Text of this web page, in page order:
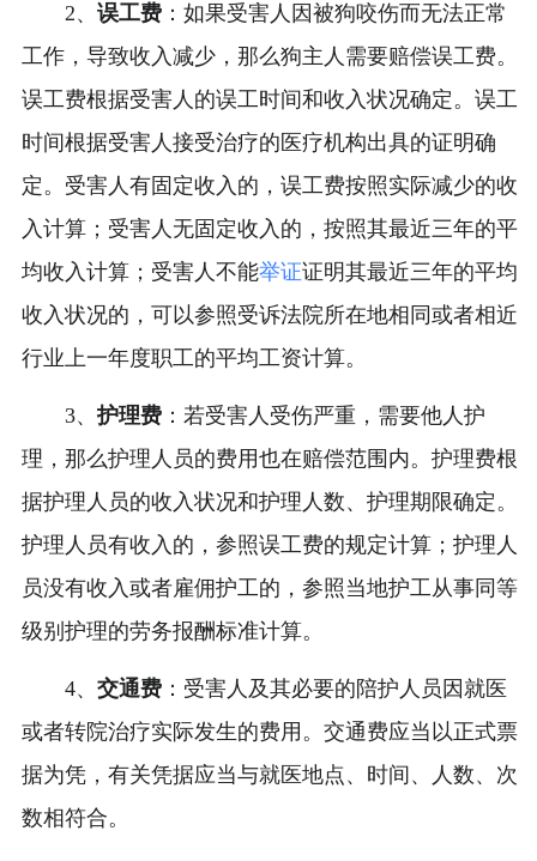
2、 误工费：如果受害人因被狗咬伤而无法正常
工作，导致收入减少，那么狗主人需要赔偿误工费。
误工费根据受害人的误工时间和收入状况确定。误工
时间根据受害人接受治疗的医疗机构出具的证明确
定。受害人有固定收入的，误工费按照实际减少的收
入计算；受害人无固定收入的，按照其最近三年的平
均收入计算；受害人不能举证证明其最近三年的平均
收入状况的，可以参照受诉法院所在地相同或者相近
行业上一年度职工的平均工资计算。
3、护理费：若受害人受伤严重，需要他人护
理，那么护理人员的费用也在赔偿范围内。护理费根
据护理人员的收入状况和护理人数、护理期限确定。
护理人员有收入的，参照误工费的规定计算；护理人
员没有收入或者雇佣护工的，参照当地护工从事同等
级别护理的劳务报酬标准计算。
4、 交通费：受害人及其必要的陪护人员因就医
或者转院治疗实际发生的费用。交通费应当以正式票
据为凭，有关凭据应当与就医地点、时间、人数、次
数相符合。